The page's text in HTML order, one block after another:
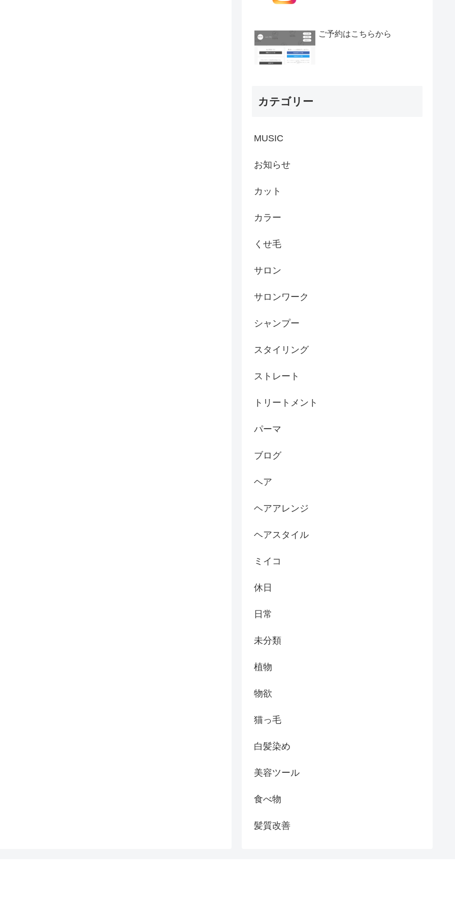
ご予約はこちらから
カテゴリー
MUSIC
お知らせ
カット
カラー
くせ毛
サロン
サロンワーク
シャンプー
スタイリング
ストレート
トリートメント
パーマ
ブログ
ヘア
ヘアアレンジ
ヘアスタイル
ミイコ
休日
日常
未分類
植物
物欲
猫っ毛
白髪染め
美容ツール
食べ物
髪質改善